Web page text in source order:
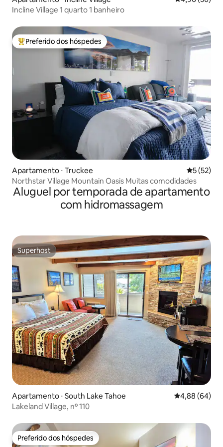
Incline Village 1 quarto 1 banheiro
Entre os melhores preferidos dos hóspedes
Preferido dos hóspedes
Apartamento ⋅ Truckee 5 de uma
5 (52)
Northstar Village Mountain Oasis Muitas comodidades
Aluguel por temporada de apartamento
com hidromassagem
Superhost
Superhost
Apartamento ⋅ South Lake Tahoe 4,88 de uma
4,88 (64)
Lakeland Village, nº 110
Preferido dos hóspedes
Preferido dos hóspedes